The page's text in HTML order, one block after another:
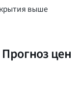
выше
цен